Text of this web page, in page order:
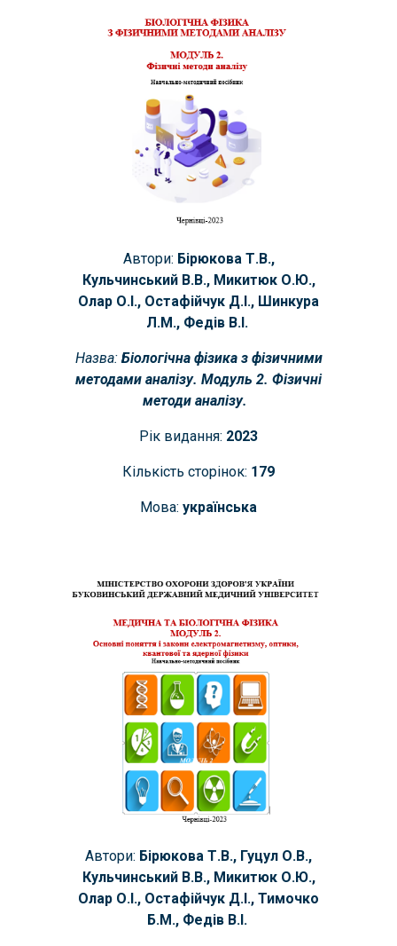
Автори: Бірюкова Т.В.,
Кульчинський В.В., Микитюк О.Ю.,
Олар О.І., Остафійчук Д.І., Шинкура
Л.М.,Федів В.І.
Назва: Біологічна фізика з фізичними
методами аналізу. Модуль 2. Фізичні
методи аналізу.
Рік видання: 2023
Кількість сторінок: 179
Мова: українська
Автори: Бірюкова Т.В., Гуцул О.В.,
Кульчинський В.В., Микитюк О.Ю.,
Олар О.І., Остафійчук Д.І., Тимочко
Б.М., Федів В.І.